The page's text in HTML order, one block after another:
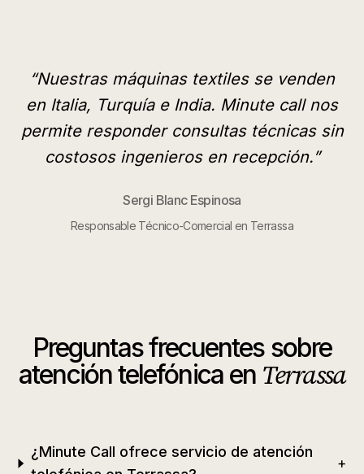
“Nuestras máquinas textiles se venden
en Italia, Turquía e India. Minute call nos
permite responder consultas técnicas sin
costosos ingenieros en recepción.”
Sergi Blanc Espinosa
Responsable Técnico-Comercial en Terrassa
Preguntas frecuentes sobre
atención telefónica en Terrassa
¿Minute Call ofrece servicio de atención
+